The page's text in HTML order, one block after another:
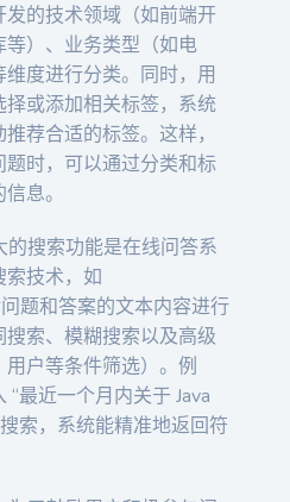
的技术领域（如前端开
）、业务类型（如电
度进行分类。同时，用
或添加相关标签，系统
荐合适的标签。这样，
时，可以通过分类和标
息。
的搜索功能是在线问答系
技术，如
题和答案的文本内容进行
索、模糊搜索以及高级
户等条件筛选）。例
最近一个月内关于 Java
索，系统能精准地返回符